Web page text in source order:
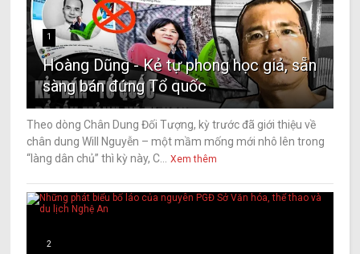
1
Hoàng Dũng - Kẻ tự phong học giả, sẵn
sàng bán đứng Tổ quốc
Theo dòng Chân Dung Đối Tượng, kỳ trước đã giới thiệu về
chân dung Will Nguyễn – một mầm mống mới nhô lên trong
“làng dân chủ” thì kỳ này, C... Xem thêm
2